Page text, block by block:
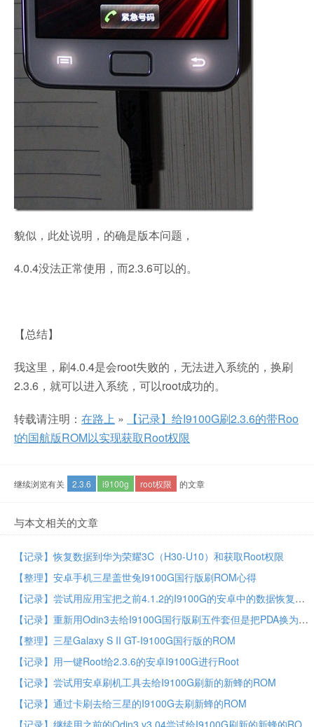
貌似，此处说明，的确是版本问题，
4.0.4没法正常使用，而2.3.6可以的。
【总结】
我这里，刷4.0.4是会root失败的，无法进入系统的，换刷
2.3.6，就可以进入系统，可以root成功的。
转载请注明： 在路上 »
【记录】给I9100G刷2.3.6的带Roo
t的国航版ROM以实现获取Root权限
继续浏览有关 2.3.6 i9100g root权限 的文章
与本文相关的文章
【记录】恢复数据到华为荣耀3C（H30-U10）和获取Root权限
【整理】安卓手机三星盖世兔I9100G国行版刷ROM心得
【记录】尝试用应用宝把之前4.1.2的I9100G的安卓中的数据恢复到现在的2.3.6的安卓上
【记录】重新用Odin3去给I9100G国行版刷五件套但是把PDA换为国行的三星官网的ROM
【整理】三星Galaxy S II GT-I9100G国行版的ROM
【记录】用一键Root给2.3.6的安卓I9100G进行Root
【记录】尝试用安卓刷机工具去给I9100G刷新的新蜂的ROM
【记录】通过卡刷去给三星的I9100G去刷新蜂的ROM